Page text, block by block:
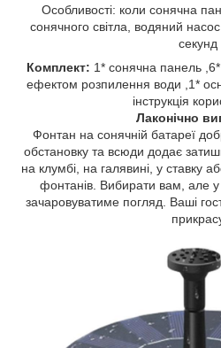
Особливості: коли сонячна
сонячного світла, водяний
секунд
Комплект: 1* сонячна панель
ефектом розпилення води ,1*
інструкція
Лаконічно
Фонтан на сонячній батареї
обстановку та всюди додає
на клумбі, на галявині, у ставку
фонтанів. Вибирати вам, але у
зачаровуватиме погляд. Ваші